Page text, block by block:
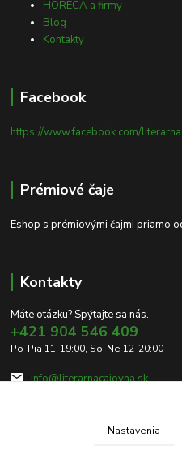
HORECA a firmy
Blog
Kontakty
Facebook
https://www.facebook.com/
Prémiové čaje
Eshop s prémiovými čajmi priamo
Kontakty
Máte otázku? Spýtajte sa nás.
+421 904 546 409
Po-Pia 11-19:00, So-Ne 12-20:00
info@literarnacajovna.sk
Nastavenia